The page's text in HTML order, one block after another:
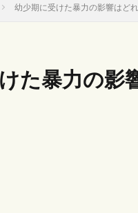
幼少期に受けた暴力の影響はど
た暴力の影